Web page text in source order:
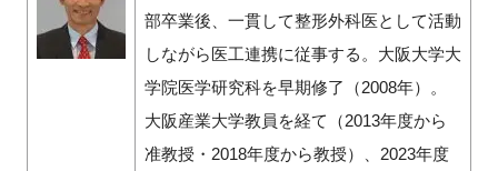
部卒業後、一貫して整形外科医として活動
しながら医工連携に従事する。大阪大学大
学院医学研究科を早期修了（2008年）。
大阪産業大学教員を経て（2013年度から
准教授・2018年度から教授）、2023年度